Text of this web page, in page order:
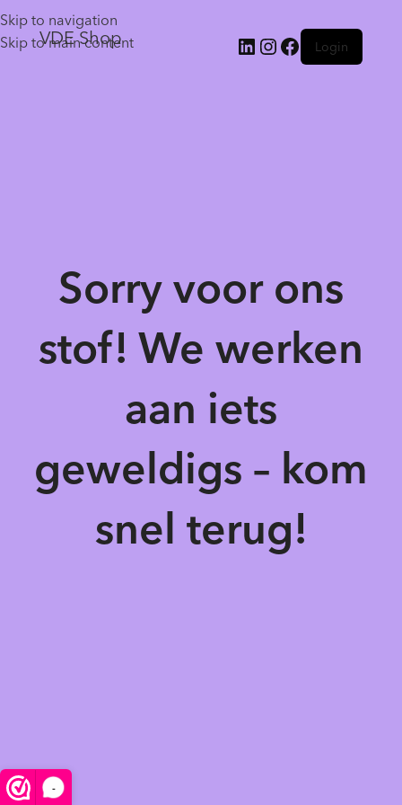
-
Skip to navigation
Skip to main content
VDE Shop Login
Sorry voor ons
stof! We werken
aan iets
geweldigs – kom
snel terug!